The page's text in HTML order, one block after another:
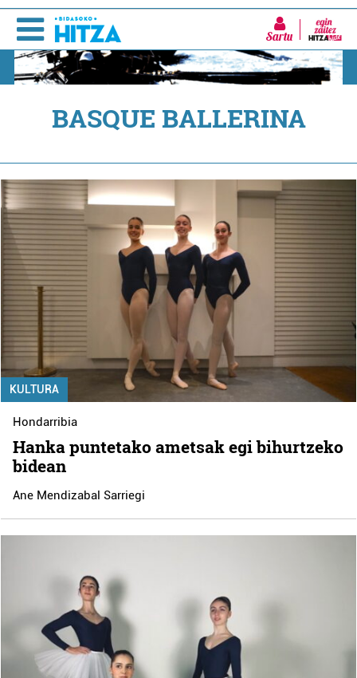
Sartu
BASQUE BALLERINA
KULTURA
Hondarribia
Hanka puntetako ametsak egi bihurtzeko
bidean
Ane Mendizabal Sarriegi